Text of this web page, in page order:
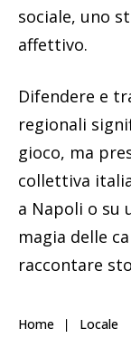
sociale, uno
affettivo.
Difendere e
regionali
gioco, ma
collettiva
a Napoli o su
magia delle
raccontare
Home Locale